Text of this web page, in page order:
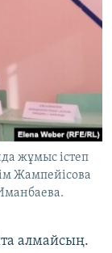
жұмыс істеп
Жампейісова
алмайсың.